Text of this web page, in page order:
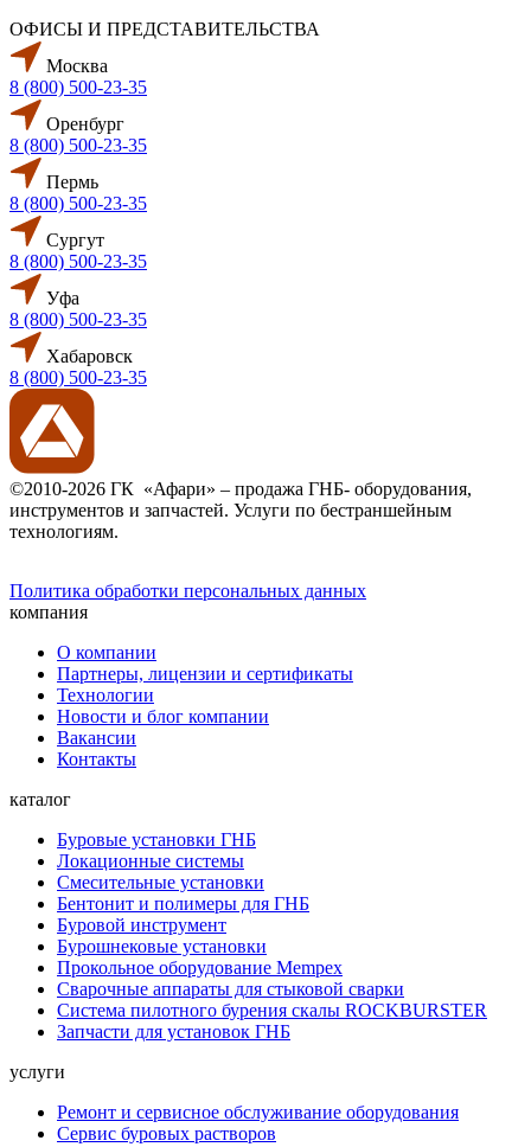
ОФИСЫ И ПРЕДСТАВИТЕЛЬСТВА
Москва
8 (800) 500-23-35
Оренбург
8 (800) 500-23-35
Пермь
8 (800) 500-23-35
Сургут
8 (800) 500-23-35
Уфа
8 (800) 500-23-35
Хабаровск
8 (800) 500-23-35
©2010-2026 ГК «Афари» – продажа ГНБ- оборудования,
инструментов и запчастей. Услуги по бестраншейным
технологиям.
Политика обработки персональных данных
компания
О компании
Партнеры, лицензии и сертификаты
Технологии
Новости и блог компании
Вакансии
Контакты
каталог
Буровые установки ГНБ
Локационные системы
Смесительные установки
Бентонит и полимеры для ГНБ
Буровой инструмент
Бурошнековые установки
Прокольное оборудование Mempex
Сварочные аппараты для стыковой сварки
Система пилотного бурения скалы ROCKBURSTER
Запчасти для установок ГНБ
услуги
Ремонт и сервисное обслуживание оборудования
Сервис буровых растворов